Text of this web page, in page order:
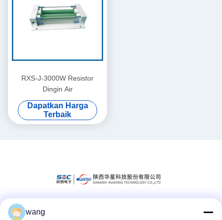
RXS-J-3000W Resistor
Dingin Air
Dapatkan Harga
Terbaik
wang